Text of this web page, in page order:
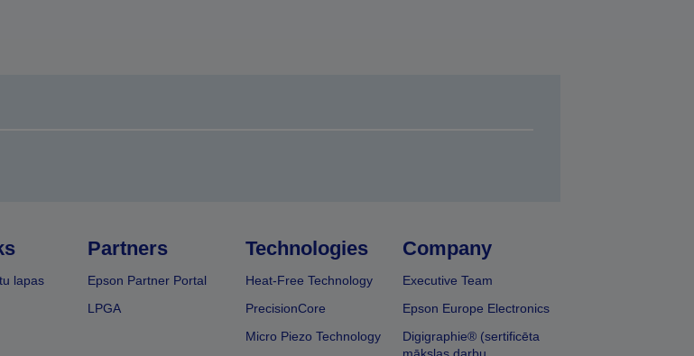
lapas
Partners
Epson Partner Portal
LPGA
Technologies
Heat-Free Technology
PrecisionCore
Micro Piezo Technology
Company
Executive Team
Epson Europe Electronics
Digigraphie® (sertificēta